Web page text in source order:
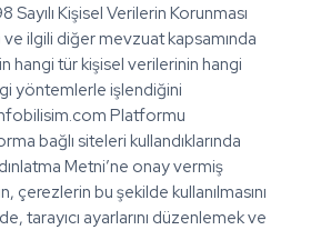
Sayılı Kişisel Verilerin Korunması
ve ilgili diğer mevzuat kapsamında
hangi tür kişisel verilerinin hangi
yöntemlerle işlendiğini
Platformu
bağlı siteleri kullandıklarında
Metni’ne onay vermiş
çerezlerin bu şekilde kullanılmasını
tarayıcı ayarlarını düzenlemek ve